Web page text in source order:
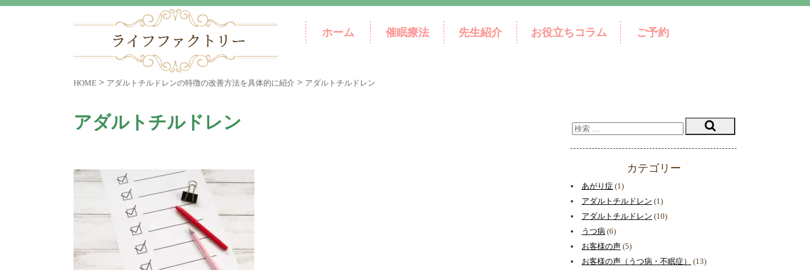
ホーム 催眠療法 先生紹介 お役立ちコラム ご予約
HOME > アダルトチルドレンの特徴の改善方法を具体的に紹介 > アダルトチルドレン
アダルトチルドレン
カテゴリー
あがり症 (1)
アダルトチルドレン (1)
アダルトチルドレン (10)
うつ病 (6)
お客様の声 (5)
お客様の声（うつ病・不眠症）
(13)